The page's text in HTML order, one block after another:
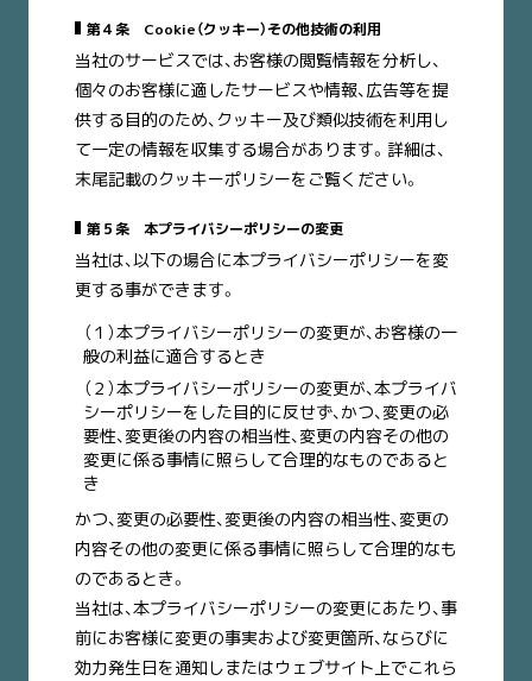
第４条 Cookie（クッキー）その他技術の利用
当社のサービスでは、お客様の閲覧情報を分析し、
個々のお客様に適したサービスや情報、広告等を提
供する目的のため、クッキー及び類似技術を利用し
て一定の情報を収集する場合があります。詳細は、
末尾記載のクッキーポリシーをご覧ください。
第５条 本プライバシーポリシーの変更
当社は、以下の場合に本プライバシーポリシーを変
更する事ができます。
（１）本プライバシーポリシーの変更が、お客様の一
般の利益に適合するとき
（２）本プライバシーポリシーの変更が、本プライバ
シーポリシーをした目的に反せず、かつ、変更の必
要性、変更後の内容の相当性、変更の内容その他の
変更に係る事情に照らして合理的なものであると
き
かつ、変更の必要性、変更後の内容の相当性、変更の
内容その他の変更に係る事情に照らして合理的なも
のであるとき。
当社は、本プライバシーポリシーの変更にあたり、事
前にお客様に変更の事実および変更箇所、ならびに
効力発生日を通知しまたはウェブサイト上でこれら